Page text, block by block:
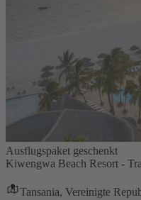
Ausflugspaket geschenkt
Kiwengwa Beach Resort -
Tansania, Vereinigte